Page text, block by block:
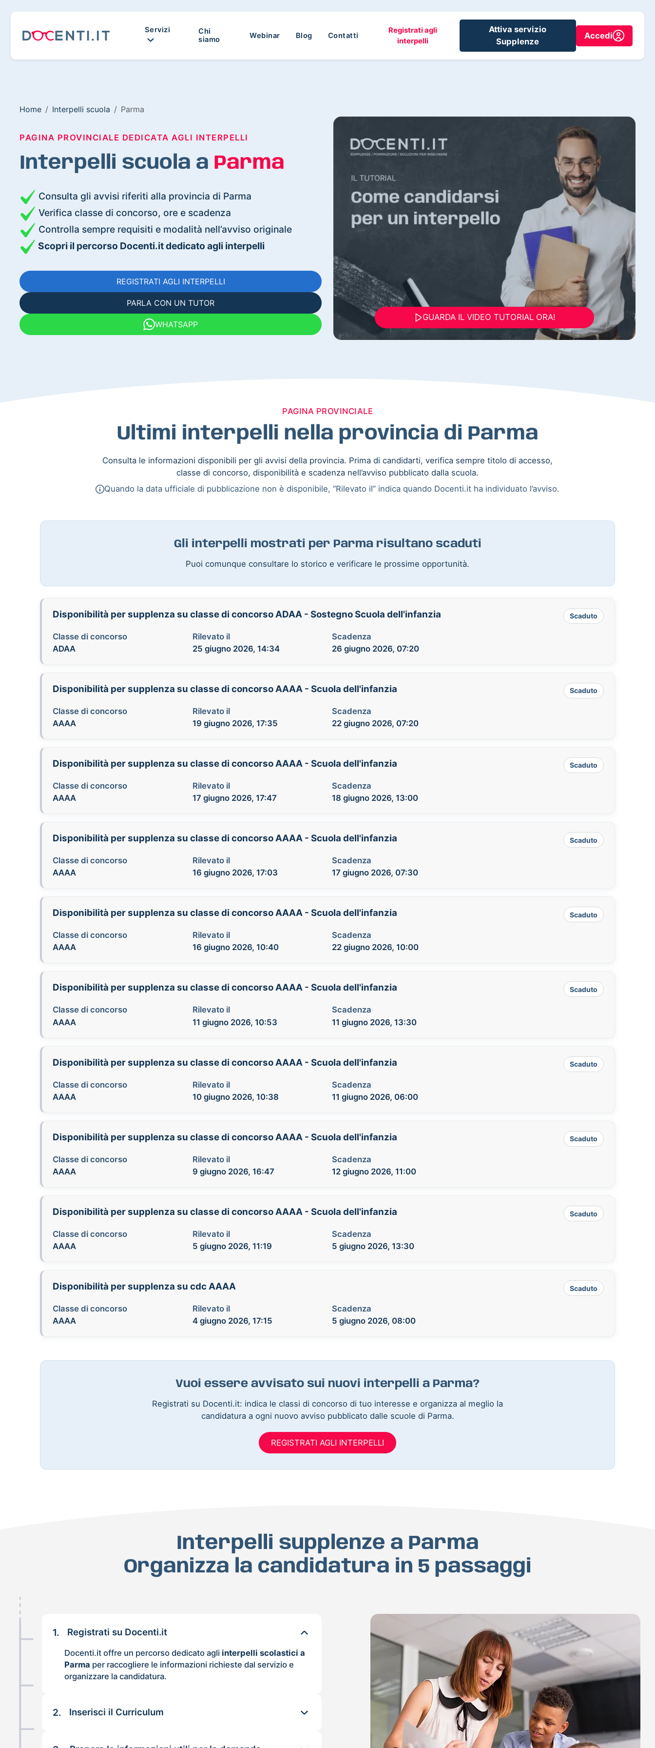
Servizi
Chi
siamo
Webinar Blog Contatti
Registrati agli
interpelli
Attiva servizio
Supplenze
Accedi
Home Interpelli scuola Parma
PAGINA PROVINCIALE DEDICATA AGLI INTERPELLI
Interpelli scuola a Parma
Consulta gli avvisi riferiti alla provincia di Parma
Verifica classe di concorso, ore e scadenza
Controlla sempre requisiti e modalità nell’avviso originale
Scopri il percorso Docenti.it dedicato agli interpelli
REGISTRATI AGLI INTERPELLI
PARLA CON UN TUTOR
WHATSAPP
GUARDA IL VIDEO TUTORIAL ORA!
PAGINA PROVINCIALE
Ultimi interpelli nella provincia di Parma
Consulta le informazioni disponibili per gli avvisi della provincia. Prima di candidarti, verifica sempre titolo di accesso,
classe di concorso, disponibilità e scadenza nell’avviso pubblicato dalla scuola.
Quando la data ufficiale di pubblicazione non è disponibile, “Rilevato il” indica quando Docenti.it ha individuato l’avviso.
Gli interpelli mostrati per Parma risultano scaduti
Puoi comunque consultare lo storico e verificare le prossime opportunità.
Disponibilità per supplenza su classe di concorso ADAA - Sostegno Scuola dell'infanzia Scaduto
Classe di concorso
ADAA
Rilevato il
25 giugno 2026, 14:34
Scadenza
26 giugno 2026, 07:20
Disponibilità per supplenza su classe di concorso AAAA - Scuola dell'infanzia Scaduto
Classe di concorso
AAAA
Rilevato il
19 giugno 2026, 17:35
Scadenza
22 giugno 2026, 07:20
Disponibilità per supplenza su classe di concorso AAAA - Scuola dell'infanzia Scaduto
Classe di concorso
AAAA
Rilevato il
17 giugno 2026, 17:47
Scadenza
18 giugno 2026, 13:00
Disponibilità per supplenza su classe di concorso AAAA - Scuola dell'infanzia Scaduto
Classe di concorso
AAAA
Rilevato il
16 giugno 2026, 17:03
Scadenza
17 giugno 2026, 07:30
Disponibilità per supplenza su classe di concorso AAAA - Scuola dell'infanzia Scaduto
Classe di concorso
AAAA
Rilevato il
16 giugno 2026, 10:40
Scadenza
22 giugno 2026, 10:00
Disponibilità per supplenza su classe di concorso AAAA - Scuola dell'infanzia Scaduto
Classe di concorso
AAAA
Rilevato il
11 giugno 2026, 10:53
Scadenza
11 giugno 2026, 13:30
Disponibilità per supplenza su classe di concorso AAAA - Scuola dell'infanzia Scaduto
Classe di concorso
AAAA
Rilevato il
10 giugno 2026, 10:38
Scadenza
11 giugno 2026, 06:00
Disponibilità per supplenza su classe di concorso AAAA - Scuola dell'infanzia Scaduto
Classe di concorso
AAAA
Rilevato il
9 giugno 2026, 16:47
Scadenza
12 giugno 2026, 11:00
Disponibilità per supplenza su classe di concorso AAAA - Scuola dell'infanzia Scaduto
Classe di concorso
AAAA
Rilevato il
5 giugno 2026, 11:19
Scadenza
5 giugno 2026, 13:30
Disponibilità per supplenza su cdc AAAA Scaduto
Classe di concorso
AAAA
Rilevato il
4 giugno 2026, 17:15
Scadenza
5 giugno 2026, 08:00
Vuoi essere avvisato sui nuovi interpelli a Parma?
Registrati su Docenti.it: indica le classi di concorso di tuo interesse e organizza al meglio la
candidatura a ogni nuovo avviso pubblicato dalle scuole di Parma.
REGISTRATI AGLI INTERPELLI
Interpelli supplenze a Parma
Organizza la candidatura in 5 passaggi
1. Registrati su Docenti.it
Docenti.it offre un percorso dedicato agli interpelli scolastici a
Parma per raccogliere le informazioni richieste dal servizio e
organizzare la candidatura.
2. Inserisci il Curriculum